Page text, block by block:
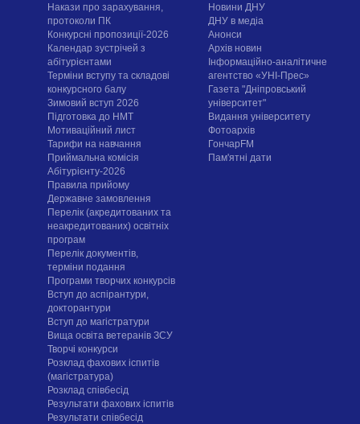
Накази про зарахування,
протоколи ПК
Конкурсні пропозиції-2026
Календар зустрічей з
абітурієнтами
Терміни вступу та складові
конкурсного балу
Зимовий вступ 2026
Підготовка до НМТ
Мотиваційний лист
Тарифи на навчання
Приймальна комісія
Абітурієнту-2026
Правила прийому
Державне замовлення
Перелік (акредитованих та
неакредитованих) освітніх
програм
Перелік документів,
терміни подання
Програми творчих конкурсiв
Вступ до аспірантури,
докторантури
Вступ до магістратури
Вища освіта ветеранів ЗСУ
Творчі конкурси
Розклад фахових іспитів
(магістратура)
Розклад співбесід
Результати фахових іспитів
Результати співбесід
Новини ДНУ
ДНУ в медіа
Анонси
Архів новин
Інформаційно-аналітичне
агентство «УНІ-Прес»
Газета "Дніпровський
університет"
Видання університету
Фотоархів
ГончарFM
Пам'ятні дати